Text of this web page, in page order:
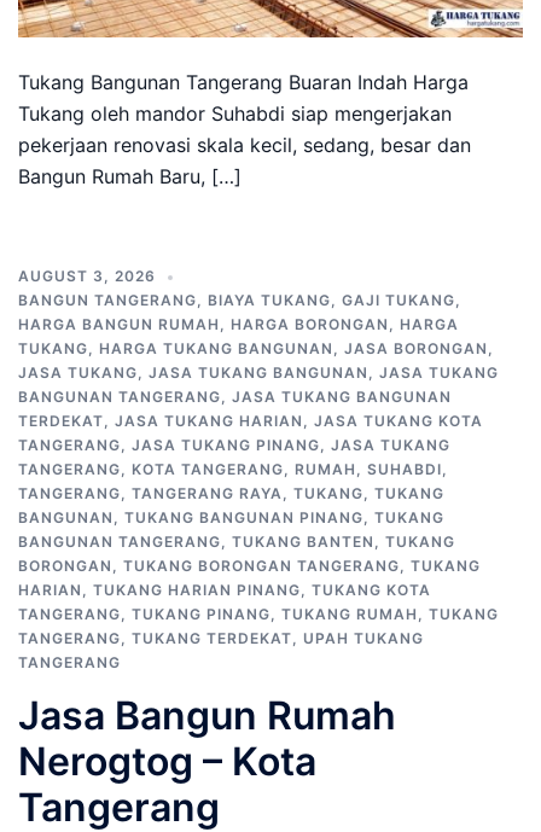
Tukang Bangunan Tangerang Buaran Indah Harga
Tukang oleh mandor Suhabdi siap mengerjakan
pekerjaan renovasi skala kecil, sedang, besar dan
Bangun Rumah Baru, […]
AUGUST 3, 2026
BANGUN TANGERANG, BIAYA TUKANG, GAJI TUKANG,
HARGA BANGUN RUMAH , HARGA BORONGAN , HARGA
TUKANG, HARGA TUKANG BANGUNAN , JASA BORONGAN ,
JASA TUKANG, JASA TUKANG BANGUNAN , JASA TUKANG
BANGUNAN TANGERANG, JASA TUKANG BANGUNAN
TERDEKAT, JASA TUKANG HARIAN , JASA TUKANG KOTA
TANGERANG, JASA TUKANG PINANG, JASA TUKANG
TANGERANG, KOTA TANGERANG, RUMAH , SUHABDI,
TANGERANG, TANGERANG RAYA, TUKANG, TUKANG
BANGUNAN , TUKANG BANGUNAN PINANG, TUKANG
BANGUNAN TANGERANG, TUKANG BANTEN , TUKANG
BORONGAN , TUKANG BORONGAN TANGERANG, TUKANG
HARIAN , TUKANG HARIAN PINANG, TUKANG KOTA
TANGERANG, TUKANG PINANG, TUKANG RUMAH , TUKANG
TANGERANG, TUKANG TERDEKAT, UPAH TUKANG
TANGERANG
Jasa Bangun Rumah
Nerogtog – Kota
Tangerang